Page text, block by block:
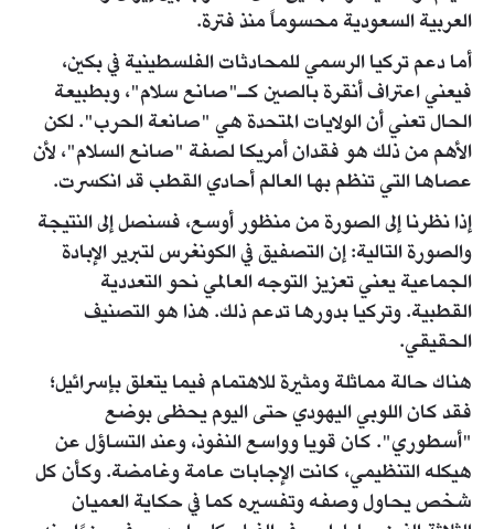
العربية السعودية محسوماً منذ فترة.
أما دعم تركيا الرسمي للمحادثات الفلسطينية في بكين،
فيعني اعتراف أنقرة بالصين كـ"صانع سلام"، وبطبيعة
الحال تعني أن الولايات المتحدة هي "صانعة الحرب". لكن
الأهم من ذلك هو فقدان أمريكا لصفة "صانع السلام"، لأن
عصاها التي تنظم بها العالم أحادي القطب قد انكسرت.
إذا نظرنا إلى الصورة من منظور أوسع، فسنصل إلى النتيجة
والصورة التالية: إن التصفيق في الكونغرس لتبرير الإبادة
الجماعية يعني تعزيز التوجه العالمي نحو التعددية
القطبية. وتركيا بدورها تدعم ذلك. هذا هو التصنيف
الحقيقي.
هناك حالة مماثلة ومثيرة للاهتمام فيما يتعلق بإسرائيل؛
فقد كان اللوبي اليهودي حتى اليوم يحظى بوضع
"أسطوري". كان قويا وواسع النفوذ، وعند التساؤل عن
هيكله التنظيمي، كانت الإجابات عامة وغامضة. وكأن كل
شخص يحاول وصفه وتفسيره كما في حكاية العميان